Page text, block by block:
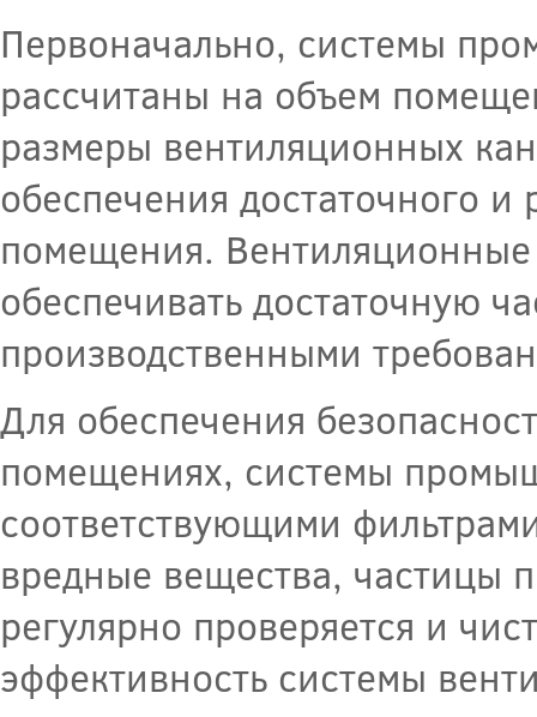
Первоначально, системы
рассчитаны на объем
размеры вентиляционных
обеспечения достаточного
помещения.
обеспечивать достаточную
производственными
Для обеспечения
помещениях, системы
соответствующими
вредные вещества, частицы
регулярно проверяется и
эффективность системы